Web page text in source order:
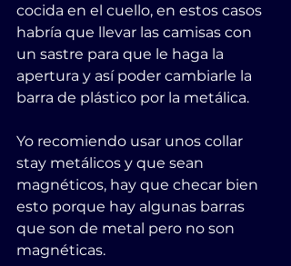
cocida en el cuello, en estos casos
habría que llevar las camisas con
un sastre para que le haga la
apertura y así poder cambiarle la
barra de plástico por la metálica.
Yo recomiendo usar unos collar
stay metálicos y que sean
magnéticos, hay que checar bien
esto porque hay algunas barras
que son de metal pero no son
magnéticas.